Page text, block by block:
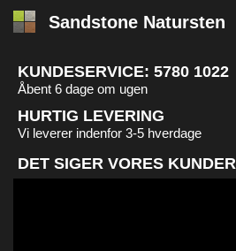
Sandstone Natursten
KUNDESERVICE: 5780 1022
Åbent 6 dage om ugen
HURTIG LEVERING
Vi leverer indenfor 3-5 hverdage
DET SIGER VORES KUNDER